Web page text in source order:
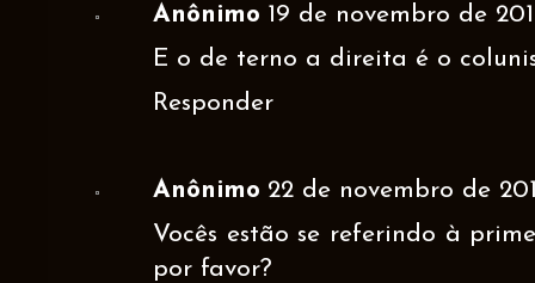
Anônimo 19 de novembro de
E o de terno a direita é o
Responder
Anônimo 22 de novembro de
Vocês estão se referindo à
por favor?